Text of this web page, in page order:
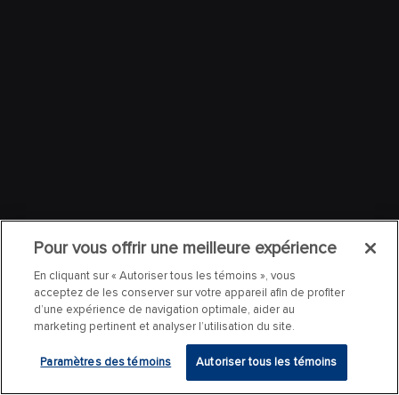
Pour vous offrir une meilleure expérience
En cliquant sur « Autoriser tous les témoins », vous
acceptez de les conserver sur votre appareil afin de profiter
d’une expérience de navigation optimale, aider au
marketing pertinent et analyser l’utilisation du site.
Paramètres des témoins Autoriser tous les témoins